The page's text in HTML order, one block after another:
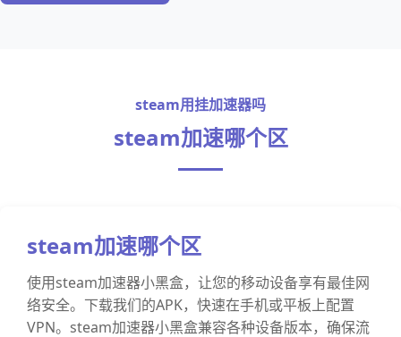
steam用挂加速器吗
steam加速哪个区
steam加速哪个区
使用steam加速器小黑盒，让您的移动设备享有最佳网
络安全。下载我们的APK，快速在手机或平板上配置
VPN。steam加速器小黑盒兼容各种设备版本，确保流